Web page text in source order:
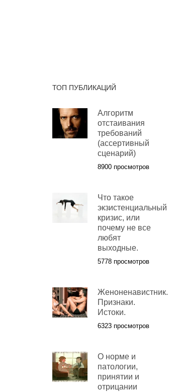
ТОП ПУБЛИКАЦИЙ
Алгоритм
отстаивания
требований
(ассертивный
сценарий)
8900 просмотров
Что такое
экзистенциальный
кризис, или
почему не все
любят
выходные.
5778 просмотров
Женоненавистник.
Признаки.
Истоки.
6323 просмотров
О норме и
патологии,
принятии и
отрицании